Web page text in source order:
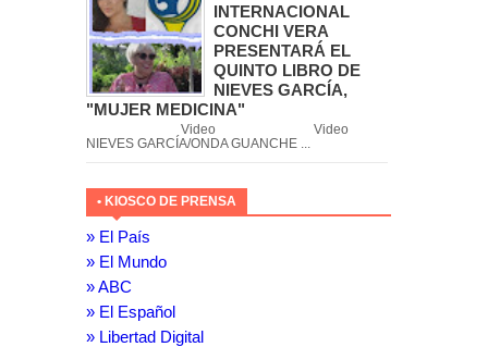
INTERNACIONAL
CONCHI VERA
PRESENTARÁ EL
QUINTO LIBRO DE
NIEVES GARCÍA,
"MUJER MEDICINA"
Video Video
NIEVES GARCÍA/ONDA GUANCHE ...
• KIOSCO DE PRENSA
» El País
» El Mundo
» ABC
» El Español
» Libertad Digital